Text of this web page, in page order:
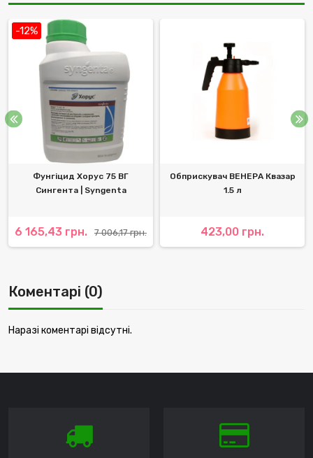
-12%
Фунгіцид Хорус 75 ВГ
Сингента | Syngenta
6 165,43 грн. 7 006,17 грн.
Обприскувач ВЕНЕРА Квазар
1.5 л
423,00 грн.
Коментарі (0)
Наразі коментарі відсутні.